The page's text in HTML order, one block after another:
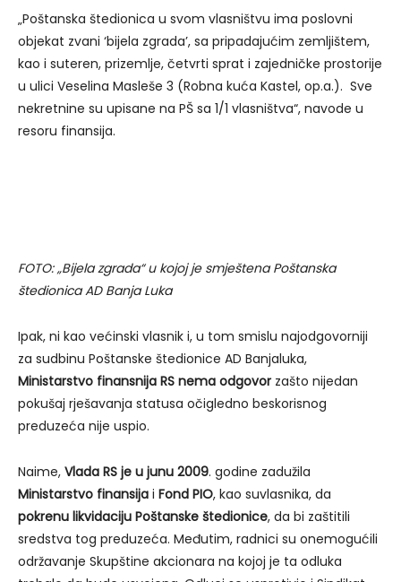
„Poštanska štedionica u svom vlasništvu ima poslovni
objekat zvani ‘bijela zgrada’, sa pripadajućim zemljištem,
kao i suteren, prizemlje, četvrti sprat i zajedničke prostorije
u ulici Veselina Masleše 3 (Robna kuća Kastel, op.a.). Sve
nekretnine su upisane na PŠ sa 1/1 vlasništva“, navode u
resoru finansija.
FOTO: „Bijela zgrada“ u kojoj je smještena Poštanska
štedionica AD Banja Luka
Ipak, ni kao većinski vlasnik i, u tom smislu najodgovorniji
za sudbinu Poštanske štedionice AD Banjaluka,
Ministarstvo finansnija RS nema odgovor zašto nijedan
pokušaj rješavanja statusa očigledno beskorisnog
preduzeća nije uspio.
Naime, Vlada RS je u junu 2009. godine zadužila
Ministarstvo finansija i Fond PIO, kao suvlasnika, da
pokrenu likvidaciju Poštanske štedionice, da bi zaštitili
sredstva tog preduzeća. Međutim, radnici su onemogućili
održavanje Skupštine akcionara na kojoj je ta odluka